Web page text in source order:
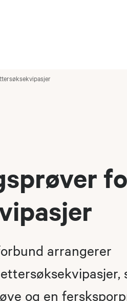
arrangerer
og en